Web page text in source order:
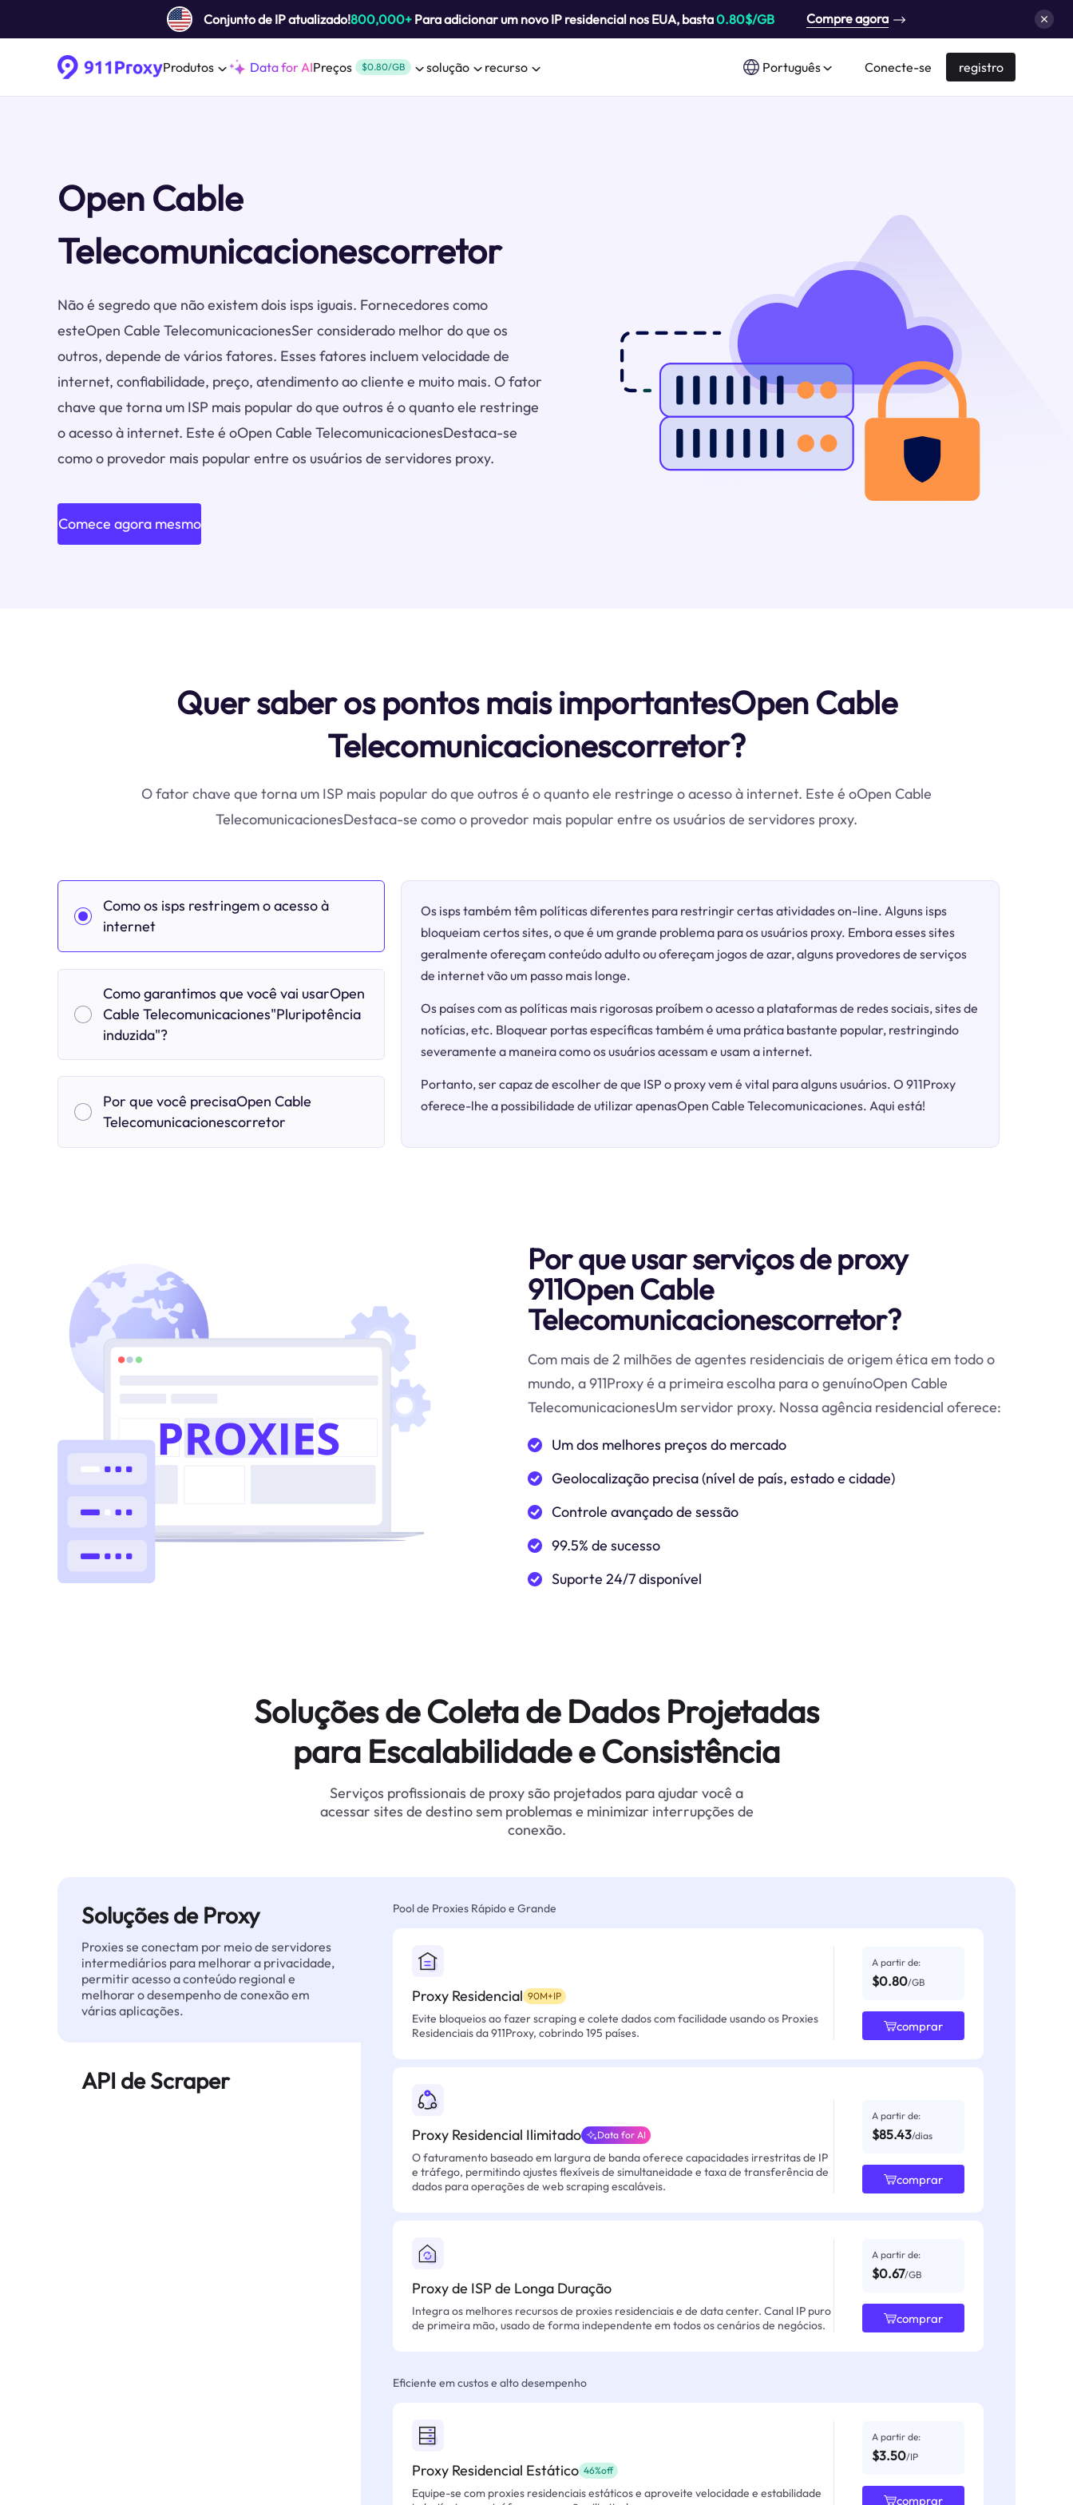
Conjunto de IP atualizado!800,000+ Para adicionar um novo IP residencial nos EUA, basta0.80$/GB Compre agora
Produtos Data for AIPreços $0.80/GB solução recurso Português Conecte-se registro
Open Cable
Telecomunicacionescorretor
Não é segredo que não existem dois isps iguais. Fornecedores como
esteOpen Cable TelecomunicacionesSer considerado melhor do que os
outros, depende de vários fatores. Esses fatores incluem velocidade de
internet, confiabilidade, preço, atendimento ao cliente e muito mais. O fator
chave que torna um ISP mais popular do que outros é o quanto ele restringe
o acesso à internet. Este é oOpen Cable TelecomunicacionesDestaca-se
como o provedor mais popular entre os usuários de servidores proxy.
Comece agora mesmo
Quer saber os pontos mais importantesOpen Cable
Telecomunicacionescorretor?
O fator chave que torna um ISP mais popular do que outros é o quanto ele restringe o acesso à internet. Este é oOpen Cable
TelecomunicacionesDestaca-se como o provedor mais popular entre os usuários de servidores proxy.
Como os isps restringem o acesso à
internet
Como garantimos que você vai usarOpen
Cable Telecomunicaciones"Pluripotência
induzida"?
Por que você precisaOpen Cable
Telecomunicacionescorretor
Os isps também têm políticas diferentes para restringir certas atividades on-line. Alguns isps
bloqueiam certos sites, o que é um grande problema para os usuários proxy. Embora esses sites
geralmente ofereçam conteúdo adulto ou ofereçam jogos de azar, alguns provedores de serviços
de internet vão um passo mais longe.
Os países com as políticas mais rigorosas proíbem o acesso a plataformas de redes sociais, sites de
notícias, etc. Bloquear portas específicas também é uma prática bastante popular, restringindo
severamente a maneira como os usuários acessam e usam a internet.
Portanto, ser capaz de escolher de que ISP o proxy vem é vital para alguns usuários. O 911Proxy
oferece-lhe a possibilidade de utilizar apenasOpen Cable Telecomunicaciones. Aqui está!
Por que usar serviços de proxy
911Open Cable
Telecomunicacionescorretor?
Com mais de 2 milhões de agentes residenciais de origem ética em todo o
mundo, a 911Proxy é a primeira escolha para o genuínoOpen Cable
TelecomunicacionesUm servidor proxy. Nossa agência residencial oferece:
Um dos melhores preços do mercado
Geolocalização precisa (nível de país, estado e cidade)
Controle avançado de sessão
99.5% de sucesso
Suporte 24/7 disponível
Soluções de Coleta de Dados Projetadas
para Escalabilidade e Consistência
Serviços profissionais de proxy são projetados para ajudar você a
acessar sites de destino sem problemas e minimizar interrupções de
conexão.
Soluções de Proxy
Proxies se conectam por meio de servidores
intermediários para melhorar a privacidade,
permitir acesso a conteúdo regional e
melhorar o desempenho de conexão em
várias aplicações.
API de Scraper
Pool de Proxies Rápido e Grande
Proxy Residencial 90M+IP
Evite bloqueios ao fazer scraping e colete dados com facilidade usando os Proxies
Residenciais da 911Proxy, cobrindo 195 países.
A partir de:
$0.80/GB
comprar
Proxy Residencial Ilimitado Data for AI
O faturamento baseado em largura de banda oferece capacidades irrestritas de IP
e tráfego, permitindo ajustes flexíveis de simultaneidade e taxa de transferência de
dados para operações de web scraping escaláveis.
A partir de:
$85.43/dias
comprar
Proxy de ISP de Longa Duração
Integra os melhores recursos de proxies residenciais e de data center. Canal IP puro
de primeira mão, usado de forma independente em todos os cenários de negócios.
A partir de:
$0.67/GB
comprar
Eficiente em custos e alto desempenho
Proxy Residencial Estático 46%off
Equipe-se com proxies residenciais estáticos e aproveite velocidade e estabilidade
A partir de:
$3.50/IP
comprar